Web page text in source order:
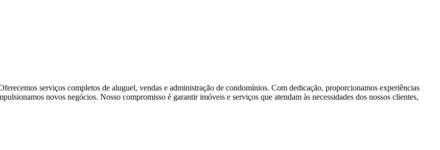
serviços completos de aluguel, vendas e administração de condomínios. Com dedicação, proporcionamos experiências
novos negócios. Nosso compromisso é garantir imóveis e serviços que atendam às necessidades dos nossos clientes,